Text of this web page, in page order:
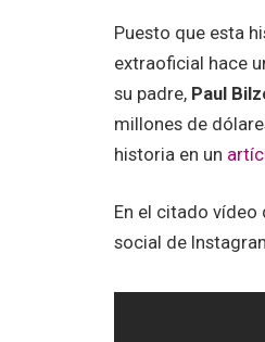
Puesto que esta
extraoficial hace
su padre, Paul
millones de
historia en un
En el citado vídeo
social de